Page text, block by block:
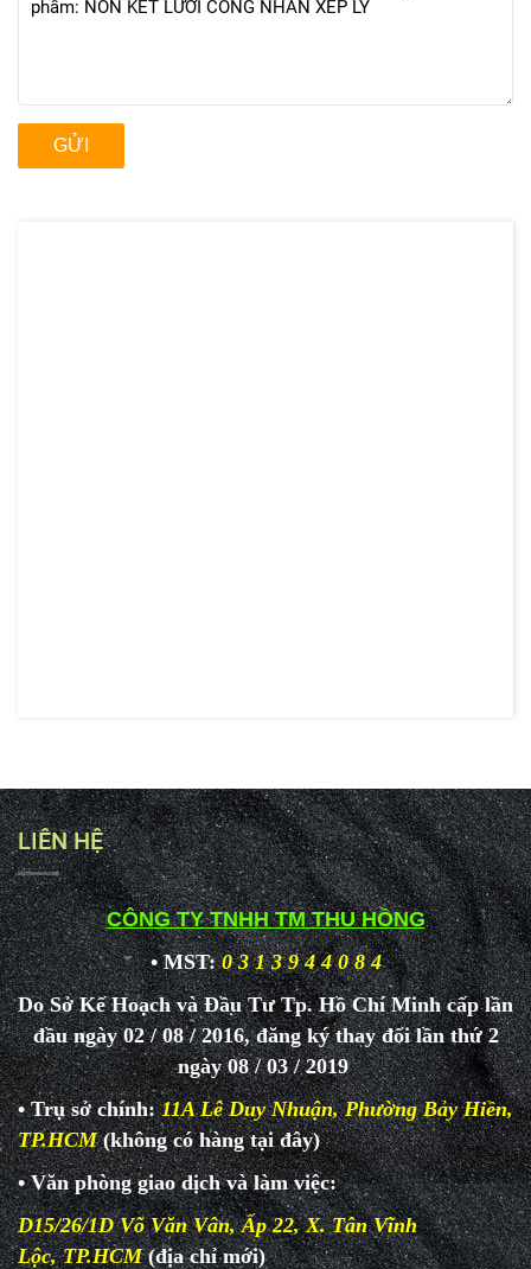
GỬI
LIÊN HỆ
CÔNG TY TNHH TM THU HỒNG
• MST: 0 3 1 3 9 4 4 0 8 4
Do Sở Kế Hoạch và Đầu Tư Tp. Hồ Chí Minh cấp lần
đầu ngày 02 / 08 / 2016, đăng ký thay đổi lần thứ 2
ngày 08 / 03 / 2019
• Trụ sở chính:11A Lê Duy Nhuận, Phường Bảy Hiền,
TP.HCM (không có hàng tại đây)
• Văn phòng giao dịch và làmviệc:
D15/26/1D Võ Văn Vân, Ấp 22, X. Tân Vĩnh
Lộc, TP.HCM(địa chỉ mới)